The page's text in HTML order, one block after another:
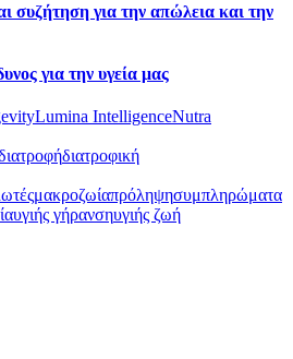
συζήτηση για την απώλεια και την
για την υγεία μας
Lumina IntelligenceNutra
διατροφική
μακροζωίαπρόληψησυμπληρώματα
υγιής γήρανσηυγιής ζωή